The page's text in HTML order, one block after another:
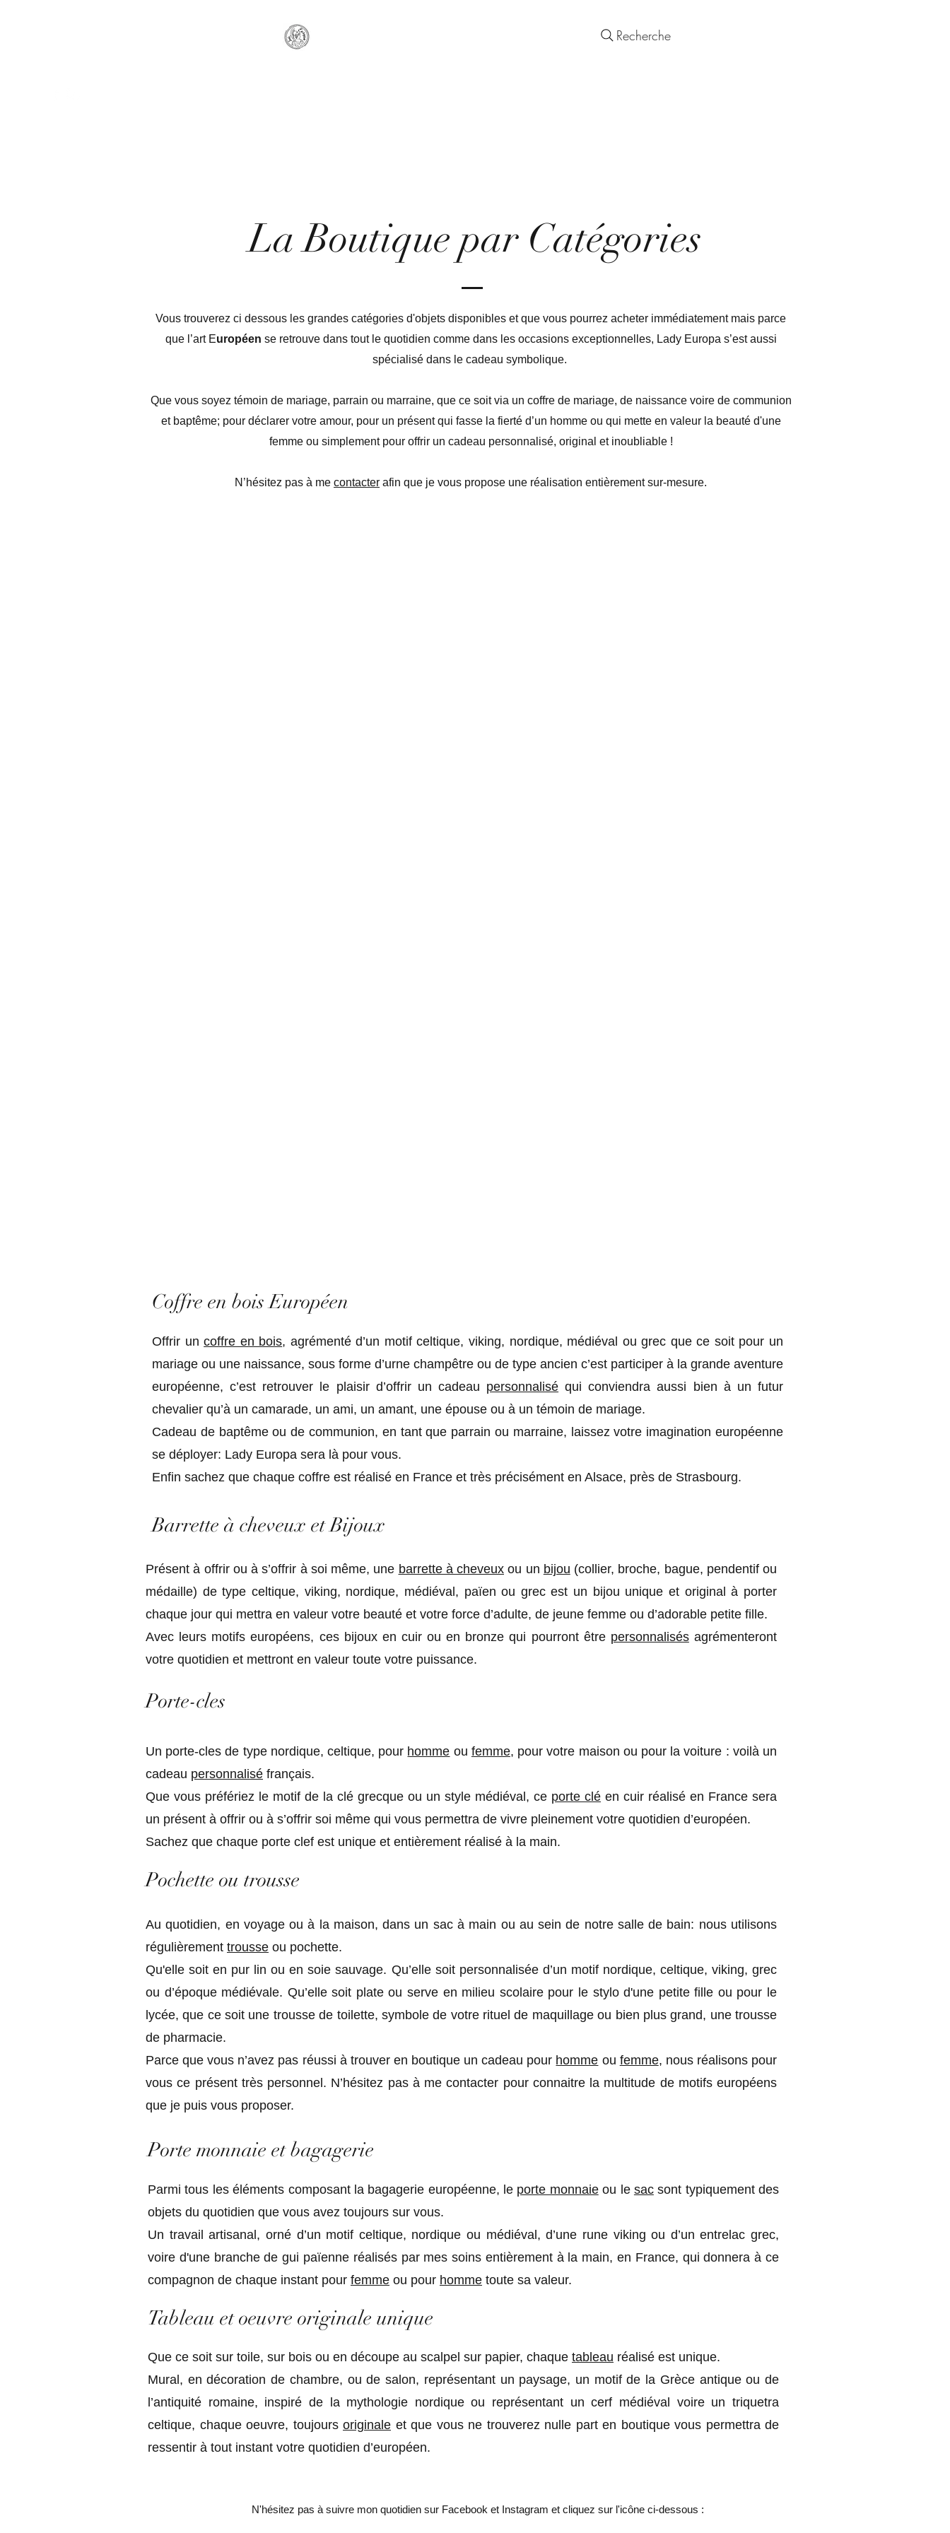
Recherche
La Boutique par Catégories
Vous trouverez ci dessous les grandes catégories d'objets disponibles et que vous pourrez acheter immédiatement mais parce
que l’art Européen se retrouve dans tout le quotidien comme dans les occasions exceptionnelles, Lady Europa s’est aussi
spécialisé dans le cadeau symbolique.
Que vous soyez témoin de mariage, parrain ou marraine, que ce soit via un coffre de mariage, de naissance voire de communion
et baptême; pour déclarer votre amour, pour un présent qui fasse la fierté d’un homme ou qui mette en valeur la beauté d'une
femme ou simplement pour offrir un cadeau personnalisé, original et inoubliable !
N’hésitez pas à me contacter afin que je vous propose une réalisation entièrement sur-mesure.
- cadeau entrelac celtique viking - objet traditionnel celtique viking - toteBag Broderie Celtique - porte cle celtique viking - Aimant Breton triskel Celtique
Coffre en bois Européen
Offrir uncoffre en bois, agrémenté d’un motif celtique, viking, nordique, médiéval ou grec que ce soit pour un
mariage ou une naissance, sous forme d’urne champêtre ou de type ancien c’est participer à la grande aventure
européenne, c’est retrouver le plaisir d’offrir un cadeau personnalisé qui conviendra aussi bien à un futur
chevalier qu’à un camarade, un ami, un amant, une épouse ou à un témoin de mariage.
Cadeau de baptême ou de communion, en tant que parrain ou marraine, laissez votre imagination européenne
se déployer: Lady Europa sera là pour vous.
Enfin sachez que chaque coffre est réalisé en France et très précisément en Alsace, près de Strasbourg.
Barrette à cheveux et Bijoux
Présent à offrir ou à s’offrir à soi même, une barrette à cheveux ou un bijou (collier, broche, bague, pendentif ou
médaille) de type celtique, viking, nordique, médiéval, païen ou grec est un bijou unique et original à porter
chaque jour qui mettra en valeur votre beauté et votre force d’adulte, de jeune femme ou d’adorable petite fille.
Avec leurs motifs européens, ces bijoux en cuir ou en bronze qui pourront être personnalisésagrémenteront
votre quotidien et mettront en valeur toute votre puissance.
Porte-cles
Un porte-cles de type nordique, celtique, pour homme ou femme, pour votre maison ou pour la voiture : voilà un
cadeau personnalisé français.
Que vous préfériez le motif de la clé grecque ou un style médiéval, ce porte clé en cuir réalisé en France sera
un présent à offrir ou à s’offrir soi même qui vous permettra de vivre pleinement votre quotidien d’européen.
Sachez que chaque porte clef est unique et entièrement réalisé à la main.
Pochette ou trousse
Au quotidien, en voyage ou à la maison, dans un sac à main ou au sein de notre salle de bain: nous utilisons
régulièrement trousse ou pochette.
Qu'elle soit en pur lin ou en soie sauvage. Qu’elle soit personnalisée d’un motif nordique, celtique, viking, grec
ou d’époque médiévale. Qu’elle soit plate ou serve en milieu scolaire pour le stylo d'une petite fille ou pour le
lycée, que ce soit une trousse de toilette, symbole de votre rituel de maquillage ou bien plus grand, une trousse
de pharmacie.
Parce que vous n’avez pas réussi à trouver en boutique un cadeau pour homme ou femme, nous réalisons pour
vous ce présent très personnel. N’hésitez pas à me contacter pour connaitre la multitude de motifs européens
que je puis vous proposer.
Porte monnaie et bagagerie
Parmi tous les éléments composant la bagagerie européenne, le porte monnaieou le sacsont typiquement des
objets du quotidien que vous avez toujours sur vous.
Un travail artisanal, orné d’un motif celtique, nordique ou médiéval, d’une rune viking ou d’un entrelac grec,
voire d'une branche de gui païenne réalisés par mes soins entièrement à la main, en France, qui donnera à ce
compagnon de chaque instant pour femme ou pour homme toute sa valeur.
Tableau et oeuvre originale unique
Que ce soit sur toile, sur bois ou en découpe au scalpel sur papier, chaque tableau réalisé est unique.
Mural, en décoration de chambre, ou de salon, représentant un paysage, un motif de la Grèce antique ou de
l’antiquité romaine, inspiré de la mythologie nordique ou représentant un cerf médiéval voire un triquetra
celtique, chaque oeuvre, toujours originale et que vous ne trouverez nulle part en boutique vous permettra de
ressentir à tout instant votre quotidien d’européen.
N'hésitez pas à suivre mon quotidien sur Facebook et Instagram et cliquez sur l'icône ci-dessous :